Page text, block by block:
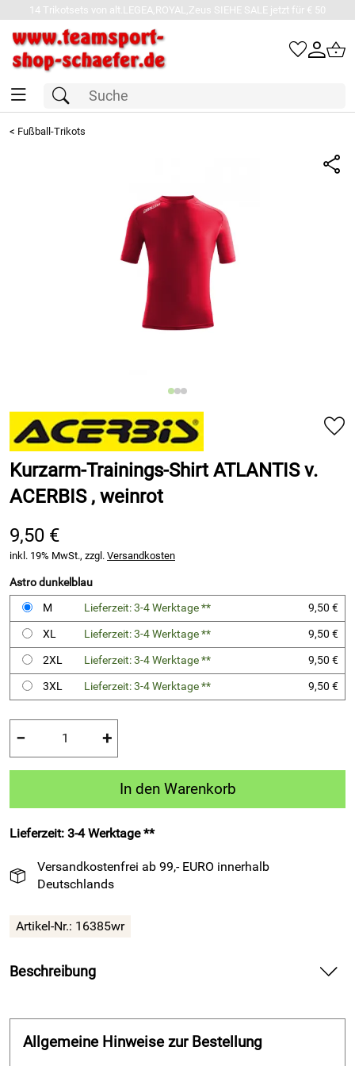
14 Trikotsets von alt.LEGEA,ROYAL,Zeus SIEHE SALE jetzt für € 50
< Fußball-Trikots
Kurzarm-Trainings-Shirt ATLANTIS v.
ACERBIS , weinrot
9,50 €
inkl. 19% MwSt., zzgl. Versandkosten
Astro dunkelblau
M
Lieferzeit: 3-4 Werktage **
9,50 €
XL
Lieferzeit: 3-4 Werktage **
9,50 €
2XL
Lieferzeit: 3-4 Werktage **
9,50 €
3XL
Lieferzeit: 3-4 Werktage ** 9,50 €
− +
In den Warenkorb
Lieferzeit: 3-4 Werktage **
Versandkostenfrei ab 99,- EURO innerhalb
Deutschlands
Artikel-Nr.: 16385wr
Beschreibung
liefert angenehmen Tragekomfort für dein Fußball-Training.
Spüre bei deinem Kurzarm-Training die weiche Qualität des
Allgemeine Hinweise zur Bestellung